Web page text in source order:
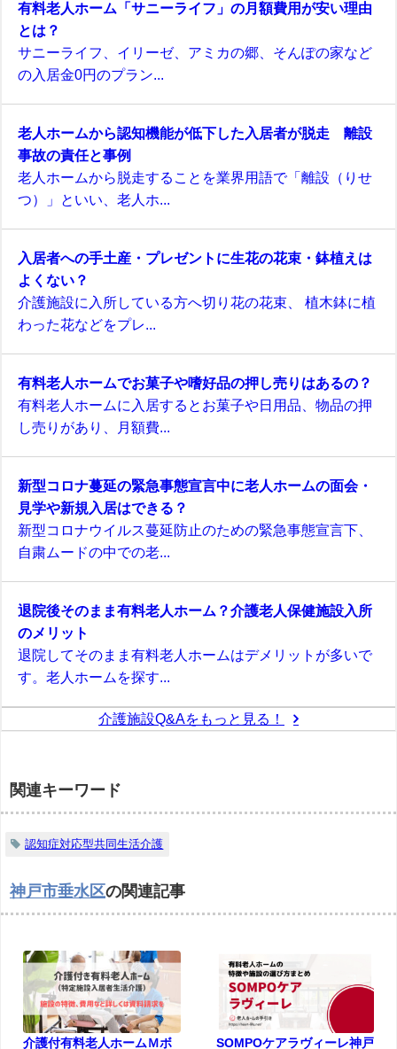
有料老人ホーム「サニーライフ」の月額費用が安い理由
とは？
サニーライフ、イリーゼ、アミカの郷、そんぽの家など
の入居金0円のプラン...
老人ホームから認知機能が低下した入居者が脱走 離設
事故の責任と事例
老人ホームから脱走することを業界用語で「離設（りせ
つ）」といい、老人ホ...
入居者への手土産・プレゼントに生花の花束・鉢植えは
よくない？
介護施設に入所している方へ切り花の花束、 植木鉢に植
わった花などをプレ...
有料老人ホームでお菓子や嗜好品の押し売りはあるの？
有料老人ホームに入居するとお菓子や日用品、物品の押
し売りがあり、月額費...
新型コロナ蔓延の緊急事態宣言中に老人ホームの面会・
見学や新規入居はできる？
新型コロナウイルス蔓延防止のための緊急事態宣言下、
自粛ムードの中での老...
退院後そのまま有料老人ホーム？介護老人保健施設入所
のメリット
退院してそのまま有料老人ホームはデメリットが多いで
す。老人ホームを探す...
介護施設Q&Aをもっと見る！
関連キーワード
認知症対応型共同生活介護
神戸市垂水区の関連記事
介護付有料老人ホームＭボ SOMPOケアラヴィーレ神戸